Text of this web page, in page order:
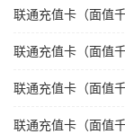
联通充值卡（面值
联通充值卡（面值
联通充值卡（面值
联通充值卡（面值